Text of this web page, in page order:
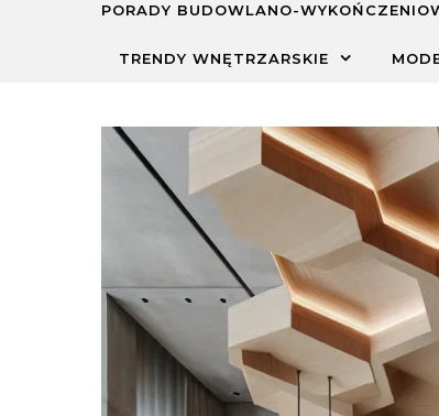
PORADY BUDOWLANO-
TRENDY WNĘTRZARSKIE